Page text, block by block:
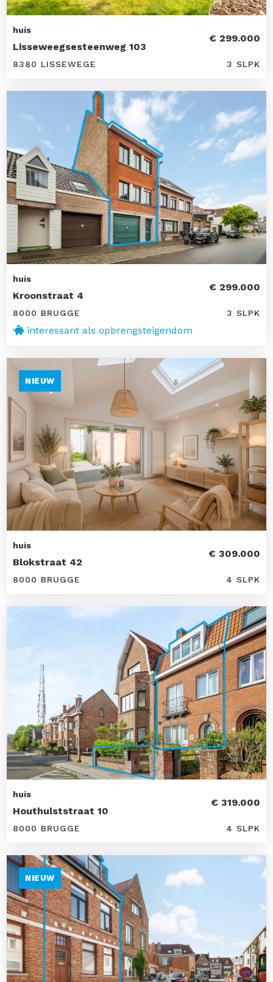
huis
Lisseweegsesteenweg 103
€ 299.000
8380 LISSEWEGE 3 SLPK
huis
Kroonstraat 4
€ 299.000
8000 BRUGGE 3 SLPK
interessant als opbrengsteigendom
NIEUW
huis
Blokstraat 42
€ 309.000
8000 BRUGGE 4 SLPK
huis
Houthulststraat 10
€ 319.000
8000 BRUGGE 4 SLPK
NIEUW